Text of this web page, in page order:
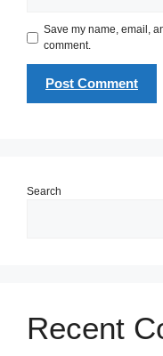
Save my name, email,
comment.
Search
Recent